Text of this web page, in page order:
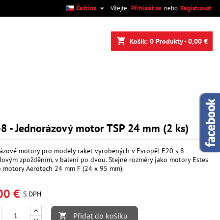
Vítejte, Přihlásit se nebo Registrovat
Čeština 
shopping_cart Košík: 0 Produkty - 0,00 €
- Jednorázový motor TSP 24 mm (2 ks)
motory pro modely raket vyrobených v Evropě! E20 s 8
zpožděním, v balení po dvou. Stejné rozměry jako motory Estes
motory Aerotech 24 mm F (24 x 95 mm).
€ S DPH
 Přidat do košíku